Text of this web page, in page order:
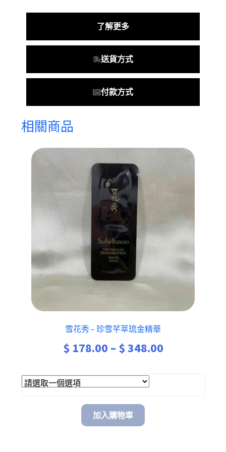
了解更多
送貨方式
付款方式
相關商品
雪花秀 – 珍雪芊萃琉金精華
$ 178.00 – $348.00
加入購物車